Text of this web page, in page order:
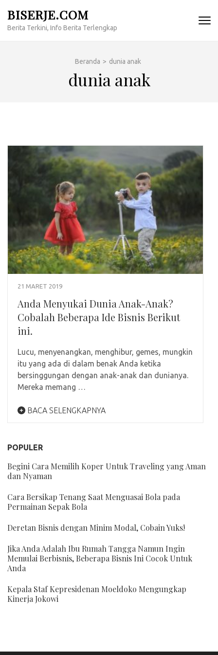
konten
BISERJE.COM
Berita Terkini, Info Berita Terlengkap
Beranda > dunia anak
dunia anak
21 MARET 2019
Anda Menyukai Dunia Anak-Anak?
Cobalah Beberapa Ide Bisnis Berikut
ini.
Lucu, menyenangkan, menghibur, gemes, mungkin
itu yang ada di dalam benak Anda ketika
bersinggungan dengan anak-anak dan dunianya.
Mereka memang …
BACA SELENGKAPNYA
POPULER
Begini Cara Memilih Koper Untuk Traveling yang Aman
dan Nyaman
Cara Bersikap Tenang Saat Menguasai Bola pada
Permainan Sepak Bola
Deretan Bisnis dengan Minim Modal, Cobain Yuks!
Jika Anda Adalah Ibu Rumah Tangga Namun Ingin
Memulai Berbisnis, Beberapa Bisnis Ini Cocok Untuk
Anda
Kepala Staf Kepresidenan Moeldoko Mengungkap
Kinerja Jokowi